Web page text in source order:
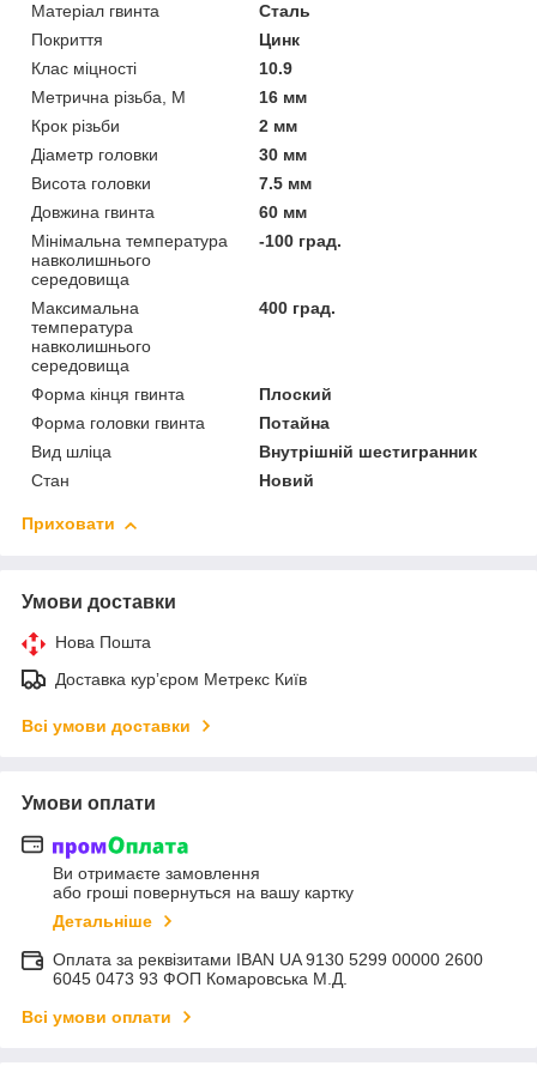
Матеріал гвинта
Сталь
Покриття
Цинк
Клас міцності
10.9
Метрична різьба, М
16 мм
Крок різьби
2 мм
Діаметр головки
30 мм
Висота головки
7.5 мм
Довжина гвинта
60 мм
Мінімальна температура
навколишнього
середовища
-100 град.
Максимальна
температура
навколишнього
середовища
400 град.
Форма кінця гвинта
Плоский
Форма головки гвинта
Потайна
Вид шліца
Внутрішній шестигранник
Стан
Новий
Приховати
Умови доставки
Нова Пошта
Доставка курʼєром Метрекс Київ
Всі умови доставки
Умови оплати
Ви отримаєте замовлення
або гроші повернуться на вашу картку
Детальніше
Оплата за реквізитами IBAN UA 9130 5299 00000 2600
6045 0473 93 ФОП Комаровська М.Д.
Всі умови оплати